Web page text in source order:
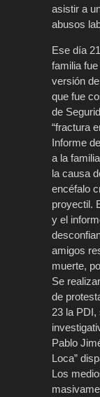
asistir a
abusos
Ese día
familia
versión
que fue
de
“fractura
Informe
a la
la causa
encéfalo
proyectil.
y el
amigos
muerte,
Se
de
23 la
Pablo
Loca”
Los